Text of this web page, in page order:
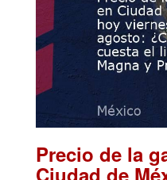
Precio de la